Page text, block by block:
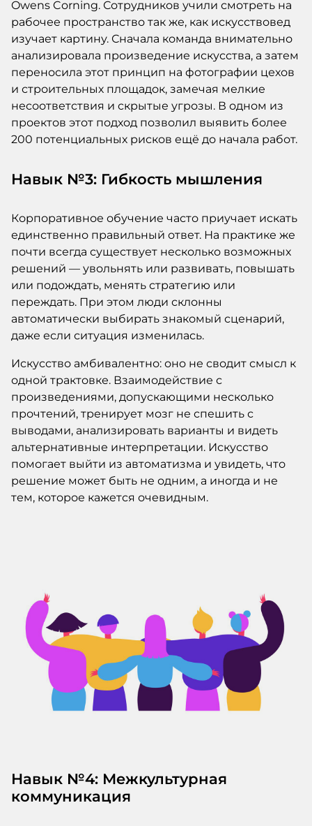
Owens Corning. Сотрудников учили смотреть на
рабочее пространство так же, как искусствовед
изучает картину. Сначала команда внимательно
анализировала произведение искусства, а затем
переносила этот принцип на фотографии цехов
и строительных площадок, замечая мелкие
несоответствия и скрытые угрозы. В одном из
проектов этот подход позволил выявить более
200 потенциальных рисков ещё до начала работ.
Навык №3: Гибкость мышления
Корпоративное обучение часто приучает искать
единственно правильный ответ. На практике же
почти всегда существует несколько возможных
решений — увольнять или развивать, повышать
или подождать, менять стратегию или
переждать. При этом люди склонны
автоматически выбирать знакомый сценарий,
даже если ситуация изменилась.
Искусство амбивалентно: оно не сводит смысл к
одной трактовке. Взаимодействие с
произведениями, допускающими несколько
прочтений, тренирует мозг не спешить с
выводами, анализировать варианты и видеть
альтернативные интерпретации. Искусство
помогает выйти из автоматизма и увидеть, что
решение может быть не одним, а иногда и не
тем, которое кажется очевидным.
Навык №4: Межкультурная
коммуникация